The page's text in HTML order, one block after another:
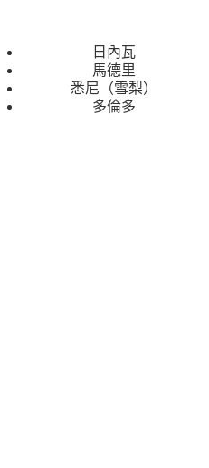
日內瓦
馬德里
悉尼（雪梨）
多倫多